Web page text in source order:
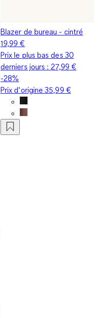
Blazer de bureau - cintré
19,99 €
Prix le plus bas des 30
derniers jours : 27,99 €
-28%
Prix d‘origine35,99 €